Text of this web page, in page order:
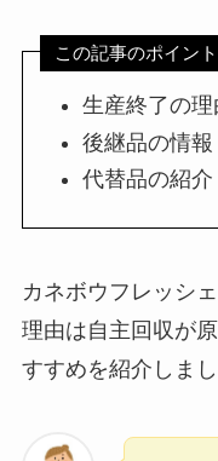
この記事のポイント
生産終了の理
後継品の情報
代替品の紹介
カネボウフレッシ
理由は自主回収が
すすめを紹介しまし